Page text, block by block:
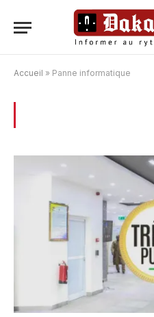
Accueil » Panne informatique